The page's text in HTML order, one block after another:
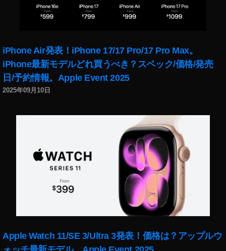
iPhone Air発表！iPhone 17/17 Pro/17 Pro Max。
iPhone最新モデルどれ買うべき？スペック/価格/発売
日/予約情報。Apple Event 2025
2025年09月10日
Apple Watch 11/SE 3/Ultra 3発表！価格は？アップルウ